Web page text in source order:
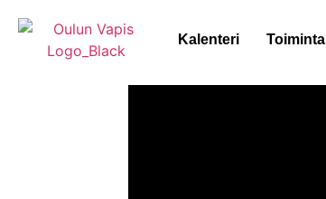
Kalenteri Toiminta